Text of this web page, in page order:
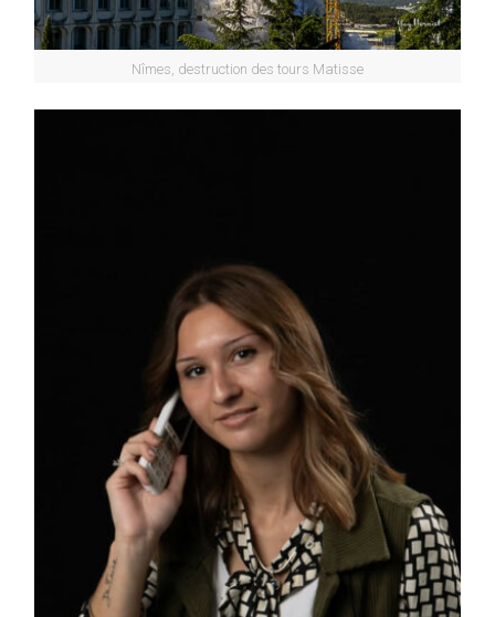
Nîmes, destruction des tours Matisse